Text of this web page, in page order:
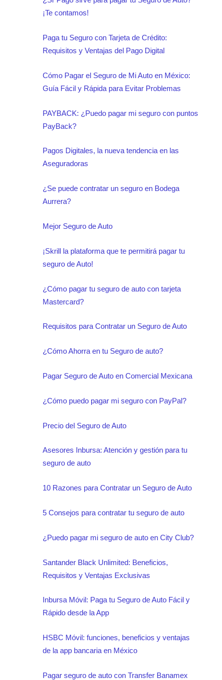
¡Te contamos!
Paga tu Seguro con Tarjeta de Crédito:
Requisitos y Ventajas del Pago Digital
Cómo Pagar el Seguro de Mi Auto en México:
Guía Fácil y Rápida para Evitar Problemas
PAYBACK: ¿Puedo pagar mi seguro con puntos
PayBack?
Pagos Digitales, la nueva tendencia en las
Aseguradoras
¿Se puede contratar un seguro en Bodega
Aurrera?
Mejor Seguro de Auto
¡Skrill la plataforma que te permitirá pagar tu
seguro de Auto!
¿Cómo pagar tu seguro de auto con tarjeta
Mastercard?
Requisitos para Contratar un Seguro de Auto
¿Cómo Ahorra en tu Seguro de auto?
Pagar Seguro de Auto en Comercial Mexicana
¿Cómo puedo pagar mi seguro con PayPal?
Precio del Seguro de Auto
Asesores Inbursa: Atención y gestión para tu
seguro de auto
10 Razones para Contratar un Seguro de Auto
5 Consejos para contratar tu seguro de auto
¿Puedo pagar mi seguro de auto en City Club?
Santander Black Unlimited: Beneficios,
Requisitos y Ventajas Exclusivas
Inbursa Móvil: Paga tu Seguro de Auto Fácil y
Rápido desde la App
HSBC Móvil: funciones, beneficios y ventajas
de la app bancaria en México
Pagar seguro de auto con Transfer Banamex